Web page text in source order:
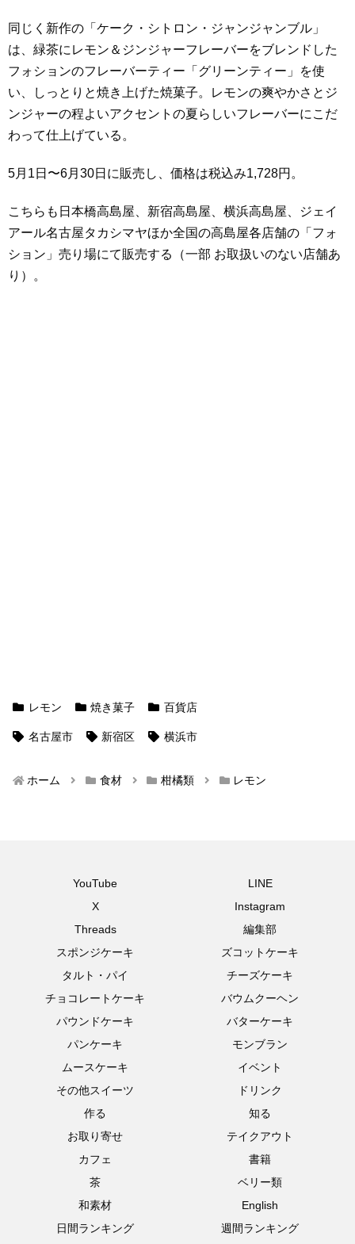
同じく新作の「ケーク・シトロン・ジャンジャンブル」
は、緑茶にレモン＆ジンジャーフレーバーをブレンドした
フォションのフレーバーティー「グリーンティー」を使
い、しっとりと焼き上げた焼菓子。レモンの爽やかさとジ
ンジャーの程よいアクセントの夏らしいフレーバーにこだ
わって仕上げている。
5月1日〜6月30日に販売し、価格は税込み1,728円。
こちらも日本橋高島屋、新宿高島屋、横浜高島屋、ジェイ
アール名古屋タカシマヤほか全国の高島屋各店舗の「フォ
ション」売り場にて販売する（一部 お取扱いのない店舗あ
り）。
レモン 焼き菓子 百貨店
名古屋市 新宿区 横浜市
ホーム 食材 柑橘類 レモン
YouTube
LINE
X
Instagram
Threads
編集部
スポンジケーキ
ズコットケーキ
タルト・パイ
チーズケーキ
チョコレートケーキ
バウムクーヘン
パウンドケーキ
バターケーキ
パンケーキ
モンブラン
ムースケーキ
イベント
その他スイーツ
ドリンク
作る
知る
お取り寄せ
テイクアウト
カフェ
書籍
茶
ベリー類
和素材
English
日間ランキング
週間ランキング